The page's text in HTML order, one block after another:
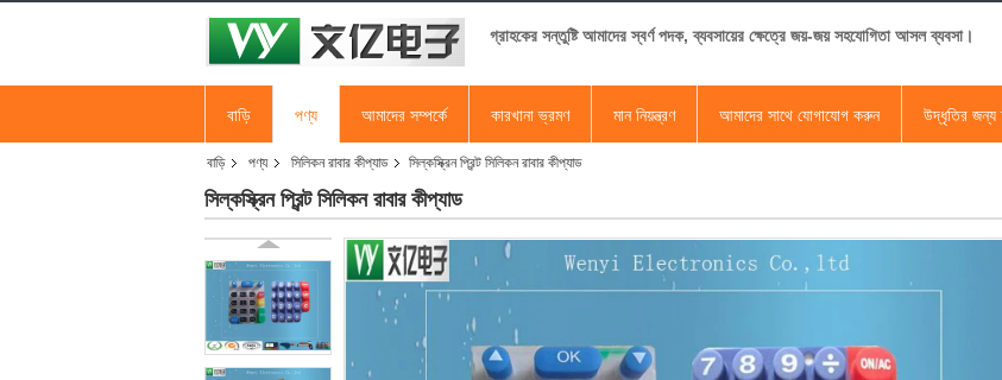
গ্রাহকের সন্তুষ্টি আমাদের স্বর্ণ পদক, ব্যবসায়ের ক্ষেত্রে জয়-জয় সহযোগিতা আসল ব্যবসা।
বাড়ি পণ্য আমাদের সম্পর্কে কারখানা ভ্রমণ মান নিয়ন্ত্রণ আমাদের সাথে যোগাযোগ করুন উদ্ধৃতির জন্য
বাড়ি পণ্য সিলিকন রাবার কীপ্যাড সিল্কস্ক্রিন প্রিন্ট সিলিকন রাবার কীপ্যাড
সিল্কস্ক্রিন প্রিন্ট সিলিকন রাবার কীপ্যাড